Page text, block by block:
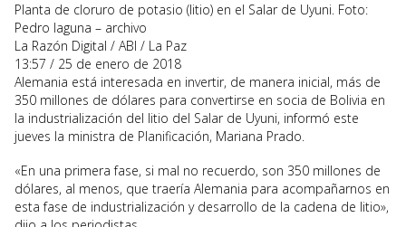
Planta de cloruro de potasio (litio) en el Salar de Uyuni. Foto:
Pedro laguna – archivo
La Razón Digital / ABI / La Paz
13:57 / 25 de enero de 2018
Alemania está interesada en invertir, de manera inicial, más de
350 millones de dólares para convertirse en socia de Bolivia en
la industrialización del litio del Salar de Uyuni, informó este
jueves la ministra de Planificación, Mariana Prado.
«En una primera fase, si mal no recuerdo, son 350 millones de
dólares, al menos, que traería Alemania para acompañarnos en
esta fase de industrialización y desarrollo de la cadena de litio»,